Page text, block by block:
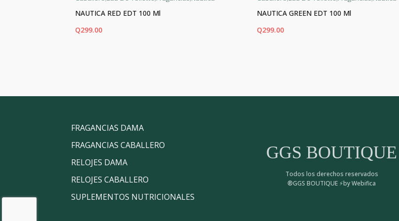
NAUTICA RED EDT 100 Ml
Q299.00
NAUTICA GREEN EDT 100 Ml
Q299.00
FRAGANCIAS DAMA
FRAGANCIAS CABALLERO
RELOJES DAMA
RELOJES CABALLERO
SUPLEMENTOS NUTRICIONALES
GGS BOUTIQUE
Todos los derechos reservados
®GGS BOUTIQUE ⚡by Webifica